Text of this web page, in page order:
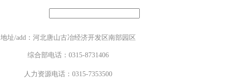
地址/add：河北唐山古冶经济开发区南部园区
综合部电话：0315-8731406
人力资源电话：0315-7353500